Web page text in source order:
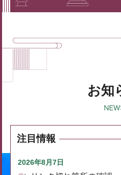
お知
注目情報
2026年8月7日